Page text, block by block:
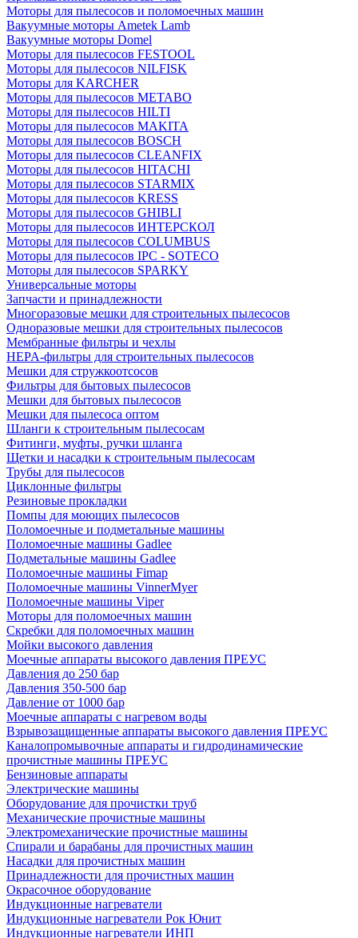
Моторы для пылесосов и поломоечных машин
Вакуумные моторы Ametek Lamb
Вакуумные моторы Domel
Моторы для пылесосов FESTOOL
Моторы для пылесосов NILFISK
Моторы для KARCHER
Моторы для пылесосов METABO
Моторы для пылесосов HILTI
Моторы для пылесосов MAKITA
Моторы для пылесосов BOSCH
Моторы для пылесосов CLEANFIX
Моторы для пылесосов HITACHI
Моторы для пылесосов STARMIX
Моторы для пылесосов KRESS
Моторы для пылесосов GHIBLI
Моторы для пылесосов ИНТЕРСКОЛ
Моторы для пылесосов COLUMBUS
Моторы для пылесосов IPC - SOTECO
Моторы для пылесосов SPARKY
Универсальные моторы
Запчасти и принадлежности
Многоразовые мешки для строительных пылесосов
Одноразовые мешки для строительных пылесосов
Мембранные фильтры и чехлы
HEPA-фильтры для строительных пылесосов
Мешки для стружкоотсосов
Фильтры для бытовых пылесосов
Мешки для бытовых пылесосов
Мешки для пылесоса оптом
Шланги к строительным пылесосам
Фитинги, муфты, ручки шланга
Щетки и насадки к строительным пылесосам
Трубы для пылесосов
Циклонные фильтры
Резиновые прокладки
Помпы для моющих пылесосов
Поломоечные и подметальные машины
Поломоечные машины Gadlee
Подметальные машины Gadlee
Поломоечные машины Fimap
Поломоечные машины VinnerMyer
Поломоечные машины Viper
Моторы для поломоечных машин
Скребки для поломоечных машин
Мойки высокого давления
Моечные аппараты высокого давления ПРЕУС
Давления до 250 бар
Давления 350-500 бар
Давление от 1000 бар
Моечные аппараты с нагревом воды
Взрывозащищенные аппараты высокого давления ПРЕУС
Каналопромывочные аппараты и гидродинамические
прочистные машины ПРЕУС
Бензиновые аппараты
Электрические машины
Оборудование для прочистки труб
Механические прочистные машины
Электромеханические прочистные машины
Спирали и барабаны для прочистных машин
Насадки для прочистных машин
Принадлежности для прочистных машин
Окрасочное оборудование
Индукционные нагреватели
Индукционные нагреватели Рок Юнит
Индукционные нагреватели ИНП